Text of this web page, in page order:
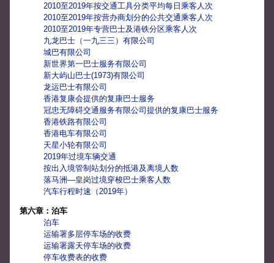
2010至2019年按交通工具分类平均每日乘客人次
2010至2019年按营办商划分的公共交通乘客人次
2010至2019年专营巴士及港铁分区乘客人次
九龙巴士（一九三三）有限公司
城巴有限公司
新世界第一巴士服务有限公司
新大屿山巴士(1973)有限公司
龙运巴士有限公司
香港复康会提供的复康巴士服务
冠忠无障碍交通服务有限公司提供的复康巴士服务
香港铁路有限公司
香港电车有限公司
天星小轮有限公司
2019年过境车辆交通
按出入境管制站划分的抵港及离境人数
落马洲—皇岗过境穿梭巴士乘客人数
汽车行程时速（2019年）
第六章：泊车
泊车
运输署多层停车场的收费
运输署露天停车场的收费
停车收费表的收费